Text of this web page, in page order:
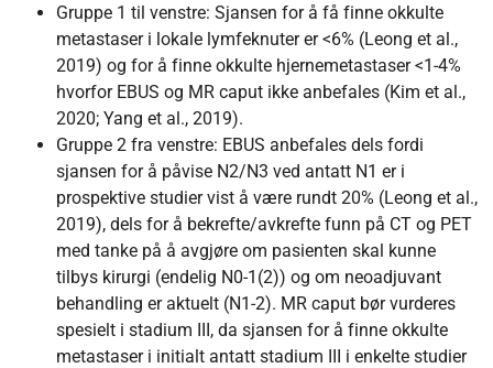
Gruppe 1 til venstre: Sjansen for å få finne okkulte
metastaser i lokale lymfeknuter er <6% (Leong et al.,
2019) og for å finne okkulte hjernemetastaser <1-4%
hvorfor EBUS og MR caput ikke anbefales (Kim et al.,
2020; Yang et al., 2019).
Gruppe 2 fra venstre: EBUS anbefales dels fordi
sjansen for å påvise N2/N3 ved antatt N1 er i
prospektive studier vist å være rundt 20% (Leong et al.,
2019), dels for å bekrefte/avkrefte funn på CT og PET
med tanke på å avgjøre om pasienten skal kunne
tilbys kirurgi (endelig N0-1(2)) og om neoadjuvant
behandling er aktuelt (N1-2). MR caput bør vurderes
spesielt i stadium III, da sjansen for å finne okkulte
metastaser i initialt antatt stadium III i enkelte studier